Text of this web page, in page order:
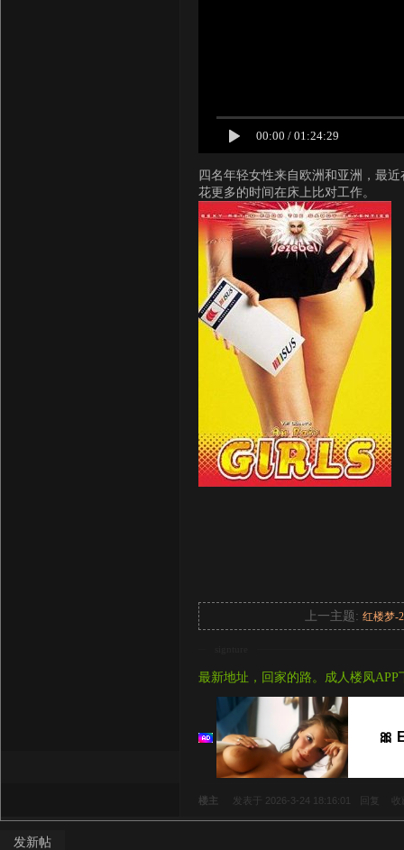
00:00 / 01:24:29
四名年轻女性来自欧洲和亚洲，最
花更多的时间在床上比对工作。
上一主题:红楼梦-
最新地址，回家的路。成人楼凤APP
🎀
楼主 发表于 2026-3-24 18:16:01 回复
发新帖